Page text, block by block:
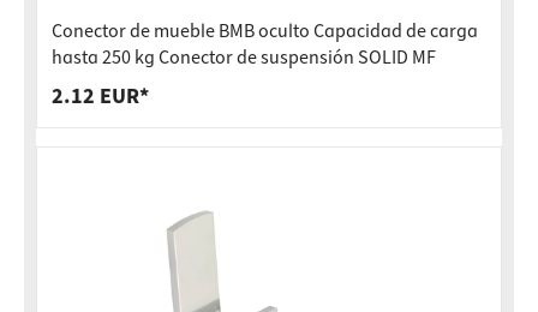
Conector de mueble BMB oculto Capacidad de carga
hasta 250 kg Conector de suspensión SOLID MF
2.12 EUR*